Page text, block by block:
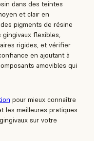
dans des teintes
et clair en
pigments de résine
gingivaux flexibles,
rigides, et vérifier
en ajoutant à
amovibles qui
pour mieux connaître
les meilleures pratiques
sur votre